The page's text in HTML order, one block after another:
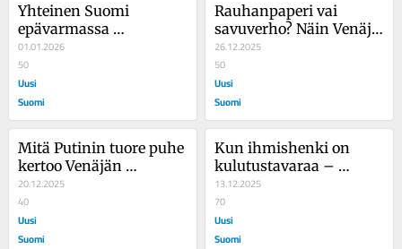
Yhteinen Suomi
epävarmassa
maailmassa
01.01.2026
50
Uusi
Suomi
Rauhanpaperi vai
savuverho? Näin Venäjä
katsoo Ukrainan 20-
kohtaisen
suunnitelman taakse
26.12.2025
50
Uusi
Suomi
Mitä Putinin tuore puhe
kertoo Venäjän
todellisista tavoitteista
20.12.2025
40
Uusi
Suomi
Kun ihmishenki on
kulutustavaraa –
Venäjän tappiot ja
Euroopan kylmä
todellisuus
13.12.2025
70
Uusi
Suomi